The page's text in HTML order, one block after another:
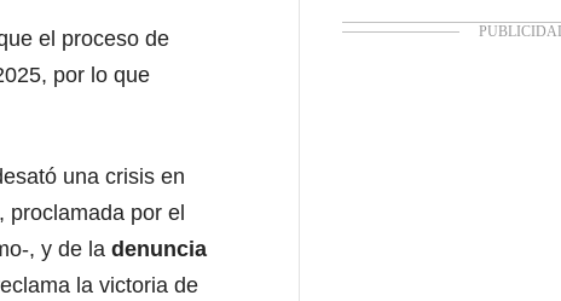
el proceso de
por lo que
una crisis en
por el
, y de la denuncia
la victoria de